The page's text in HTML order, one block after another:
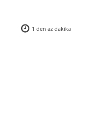
1 den az dakika